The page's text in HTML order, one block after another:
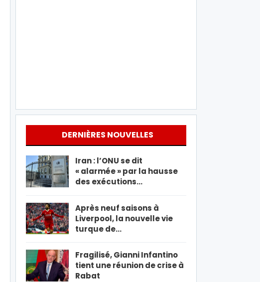
DERNIÈRES NOUVELLES
Iran : l’ONU se dit
« alarmée » par la hausse
des exécutions…
Après neuf saisons à
Liverpool, la nouvelle vie
turque de…
Fragilisé, Gianni Infantino
tient une réunion de crise à
Rabat